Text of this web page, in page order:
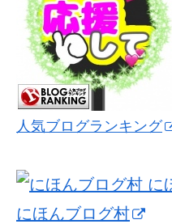
人気ブログランキング
にほんブログ村